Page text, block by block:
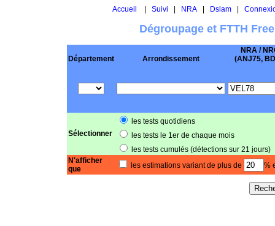
Accueil Suivi NRA| Dslam|
Dégroupage et FTTH
Département Arrondissement
NRA /
(ANJ75,
Sélectionner
les tests quotidiens
les tests le 1er de chaque mois
les tests cumulés (détections sur 21 jours)
N'afficher
que
les estimations variant de plus de %